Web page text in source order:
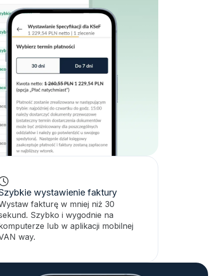
wystawienie faktury
fakturę w mniej niż 30
Szybko i wygodnie na
lub w aplikacji mobilnej
way.